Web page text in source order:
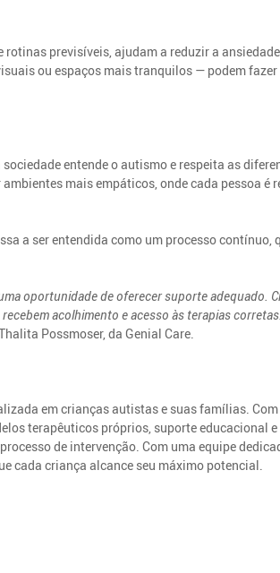
previsíveis, ajudam a reduzir a
ou espaços mais tranquilos — podem
entende o autismo e respeita as
mais empáticos, onde cada pessoa é
a ser entendida como um processo contínuo,
oportunidade de oferecer suporte adequado.
acolhimento e acesso às terapias
Possmoser, da Genial Care.
em crianças autistas e suas famílias.
terapêuticos próprios, suporte educacional
de intervenção. Com uma equipe
cada criança alcance seu máximo potencial.